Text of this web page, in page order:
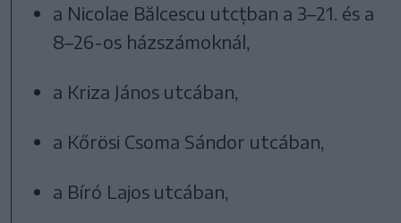
a Nicolae Bălcescu utcțban a 3–21. és a
8–26-os házszámoknál,
a Kriza János utcában,
a Kőrösi Csoma Sándor utcában,
a Bíró Lajos utcában,